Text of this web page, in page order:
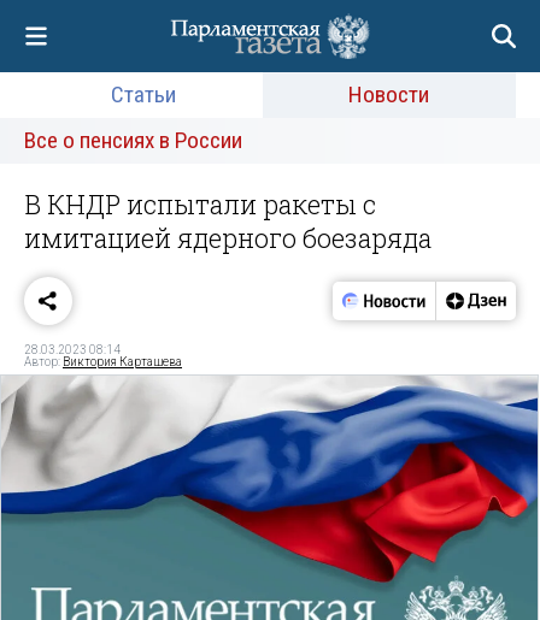
Статьи
Новости
Все о пенсиях в России
В КНДР испытали ракеты с
имитацией ядерного боезаряда
28.03.2023 08:14
Автор: Виктория Карташева